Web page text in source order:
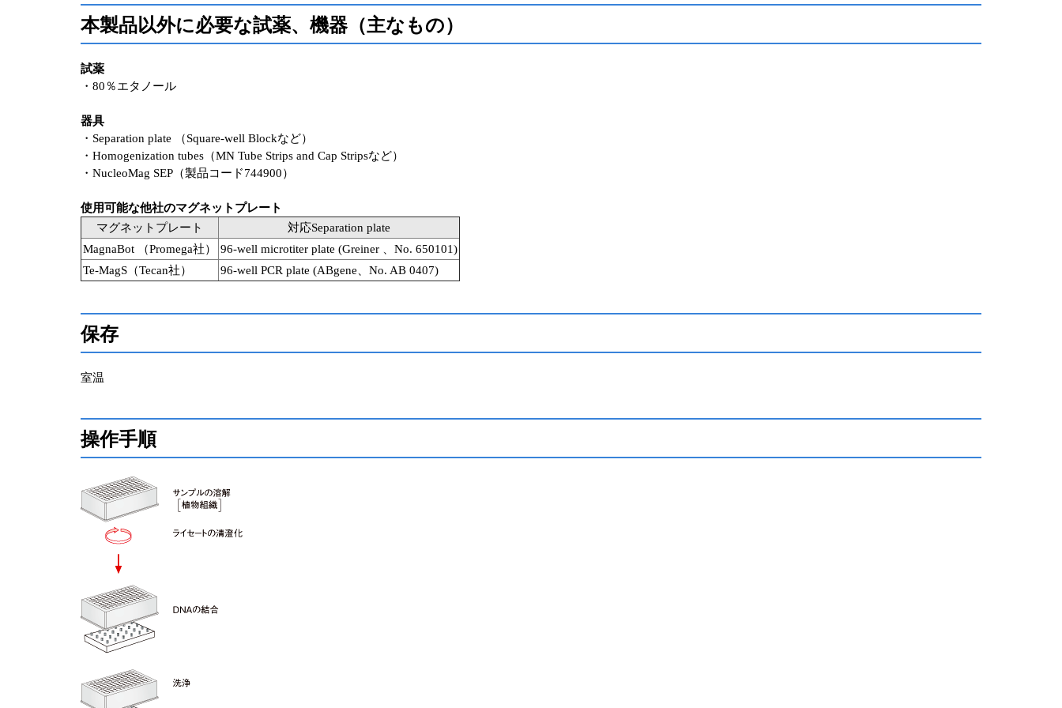
本製品以外に必要な試薬、機器（主なもの）
試薬
・80％エタノール
器具
・Separation plate （Square-well Blockなど）
・Homogenization tubes（MN Tube Strips and Cap Stripsなど）
・NucleoMag SEP（製品コード744900）
使用可能な他社のマグネットプレート
マグネットプレート
対応Separation plate
MagnaBot （Promega社）
96-well microtiter plate (Greiner 、No. 650101)
Te-MagS（Tecan社）
96-well PCR plate (ABgene、No. AB 0407)
保存
室温
操作手順